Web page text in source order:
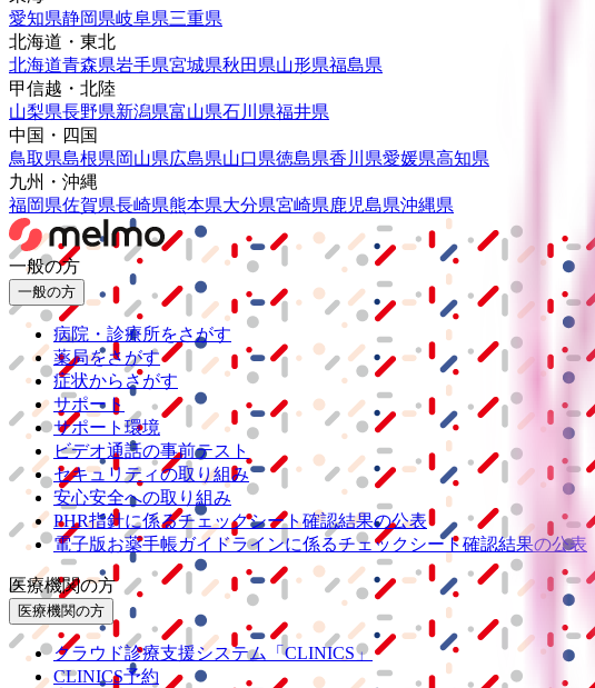
愛知県静岡県岐阜県三重県
北海道・東北
北海道青森県岩手県宮城県秋田県山形県福島県
甲信越・北陸
山梨県長野県新潟県富山県石川県福井県
中国・四国
鳥取県島根県岡山県広島県山口県徳島県香川県愛媛県高知県
九州・沖縄
福岡県佐賀県長崎県熊本県大分県宮崎県鹿児島県沖縄県
一般の方
一般の方
病院・診療所をさがす
薬局をさがす
症状からさがす
サポート
サポート環境
ビデオ通話の事前テスト
セキュリティの取り組み
安心安全への取り組み
PHR指針に係るチェックシート確認結果の公表
電子版お薬手帳ガイドラインに係るチェックシート確認結果の公表
医療機関の方
医療機関の方
クラウド診療支援システム
「CLINICS」
CLINICS予約